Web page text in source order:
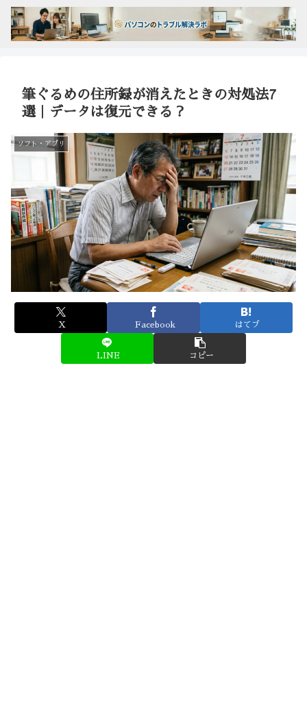
筆ぐるめの住所録が消えたときの対処法7
選｜データは復元できる？
ソフト・アプリ
X Facebook はてブ
LINE コピー